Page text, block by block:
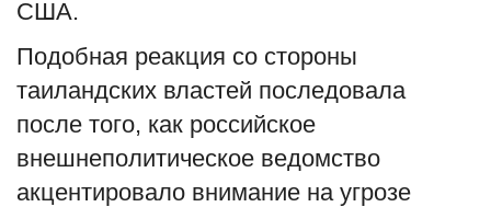
США.
Подобная реакция со стороны
таиландских властей последовала
после того, как российское
внешнеполитическое ведомство
акцентировало внимание на угрозе